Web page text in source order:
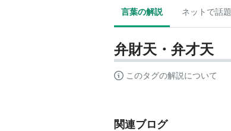
言葉の解説 ネットで話題
弁財天・弁才天
このタグの解説について
関連ブログ